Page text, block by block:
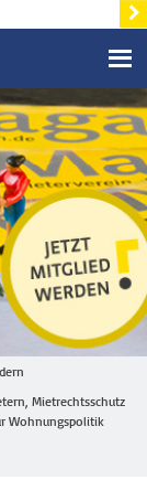
Mietrechtsschutz
Wohnungspolitik